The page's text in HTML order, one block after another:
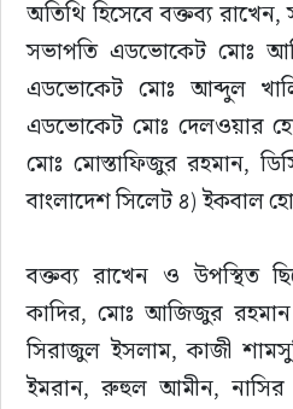
অতিথি হিসেবে বক্তব্য
সভাপতি এডভোকেট মোঃ
এডভোকেট মোঃ আব্দুল
এডভোকেট মোঃ দেলওয়ার
মোঃ মোস্তাফিজুর রহমান,
বাংলাদেশ সিলেট ৪) ইকবাল
বক্তব্য রাখেন ও উপস্থিত
কাদির, মোঃ আজিজুর
সিরাজুল ইসলাম, কাজী
ইমরান, রুহুল আমীন, নাসির